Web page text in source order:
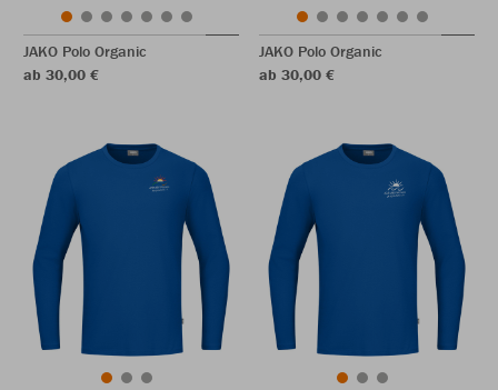
JAKO Polo Organic
ab 30,00 €
JAKO Polo Organic
ab 30,00 €